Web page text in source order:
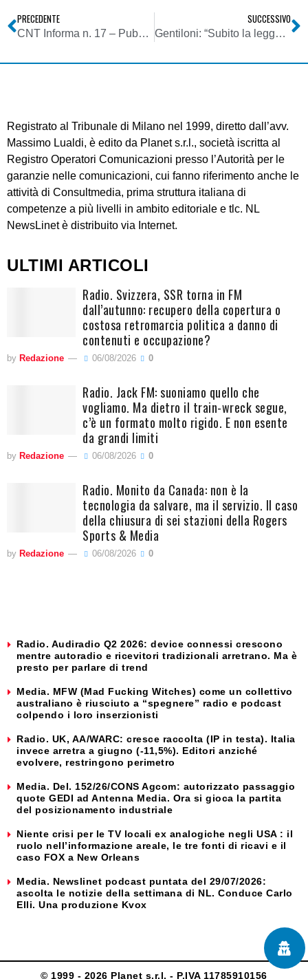
PRECEDENTE
CNT Informa n. 17 – Pubblichiamo il nuovo numero del bollettino del Coordinamento Nazionale Televisioni
SUCCESSIVO
Gentiloni: “Subito la legge tv tsunami o elettorale”
Registrato al Tribunale di Milano nel 1999, diretto dall’avv.
Massimo Lualdi, è edito da Planet s.r.l., società iscritta al
Registro Operatori Comunicazioni presso l’Autorità per le
garanzie nelle comunicazioni, cui fanno riferimento anche le
attività di Consultmedia, prima struttura italiana di
competenze a più livelli in ambito editoriale e tlc. NL
NewsLinet è distribuito via Internet.
ULTIMI ARTICOLI
Radio. Svizzera, SSR torna in FM
dall’autunno: recupero della copertura o
costosa retromarcia politica a danno di
contenuti e occupazione?
by Redazione 06/08/2026 0
Radio. Jack FM: suoniamo quello che
vogliamo. Ma dietro il train-wreck segue,
c’è un formato molto rigido. E non esente
da grandi limiti
by Redazione 06/08/2026 0
Radio. Monito da Canada: non è la
tecnologia da salvare, ma il servizio. Il caso
della chiusura di sei stazioni della Rogers
Sports & Media
by Redazione 06/08/2026 0
Radio. Audiradio Q2 2026: device connessi crescono
mentre autoradio e ricevitori tradizionali arretrano. Ma è
presto per parlare di trend
Media. MFW (Mad Fucking Witches) come un collettivo
australiano è riusciuto a “spegnere” radio e podcast
colpendo i loro inserzionisti
Radio. UK, AA/WARC: cresce raccolta (IP in testa). Italia
invece arretra a giugno (-11,5%). Editori anziché
evolvere, restringono perimetro
Media. Del. 152/26/CONS Agcom: autorizzato passaggio
quote GEDI ad Antenna Media. Ora si gioca la partita
del posizionamento industriale
Niente crisi per le TV locali ex analogiche negli USA : il
ruolo nell’informazione areale, le tre fonti di ricavi e il
caso FOX a New Orleans
Media. Newslinet podcast puntata del 29/07/2026:
ascolta le notizie della settimana di NL. Conduce Carlo
Elli. Una produzione Kvox
© 1999 - 2026 Planet s.r.l. - P.IVA 11785910156